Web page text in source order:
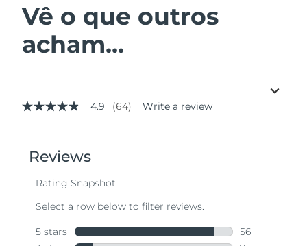
Vê o que outros
acham...
4.9
stars,
average
value.
Same
page
4.9 (64) Write a review